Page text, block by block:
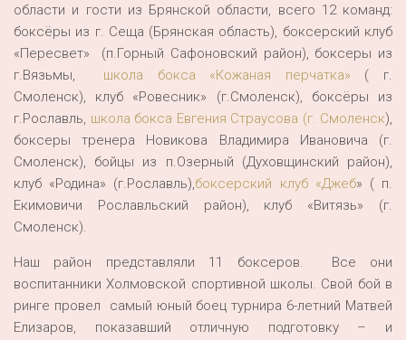
области и гости из Брянской области, всего 12 команд:
боксёры из г. Сеща (Брянская область), боксерский клуб
«Пересвет» (п.Горный Сафоновский район), боксеры из
г.Вязьмы, школа бокса «Кожаная перчатка» ( г.
Смоленск), клуб «Ровесник» (г.Смоленск), боксёры из
г.Рославль, школа бокса Евгения Страусова (г. Смоленск),
боксеры тренера Новикова Владимира Ивановича (г.
Смоленск), бойцы из п.Озерный (Духовщинский район),
клуб «Родина» (г.Рославль),боксерский клуб «Джеб» ( п.
Екимовичи Рославльский район), клуб «Витязь» (г.
Смоленск).
Наш район представляли 11 боксеров. Все они
воспитанники Холмовской спортивной школы. Свой бой в
ринге провел самый юный боец турнира 6-летний Матвей
Елизаров, показавший отличную подготовку – и